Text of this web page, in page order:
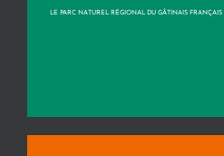
LE PARC NATUREL RÉGIONAL DU GÂTINAIS FRANÇAIS